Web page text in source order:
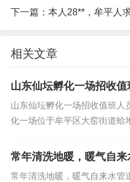
下一篇： 本人28**，牟平人
相关文章
山东仙坛孵化一场招收值
山东仙坛孵化一场招收值班人
化一场位于牟平区大窑街道蛤
52799...
常年清洗地暖，暖气自来
常年清洗地暖，暖气自来水管